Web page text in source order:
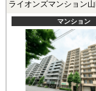
ライオンズマンション
マンション